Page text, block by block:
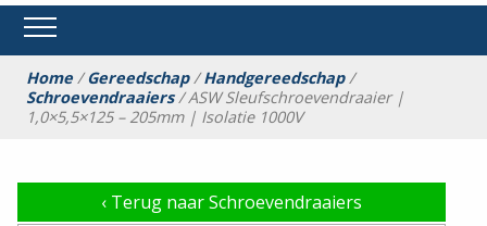
Home/Gereedschap/Handgereedschap/
Schroevendraaiers/ ASW Sleufschroevendraaier |
1,0×5,5×125 – 205mm | Isolatie 1000V
‹ Terug naar Schroevendraaiers